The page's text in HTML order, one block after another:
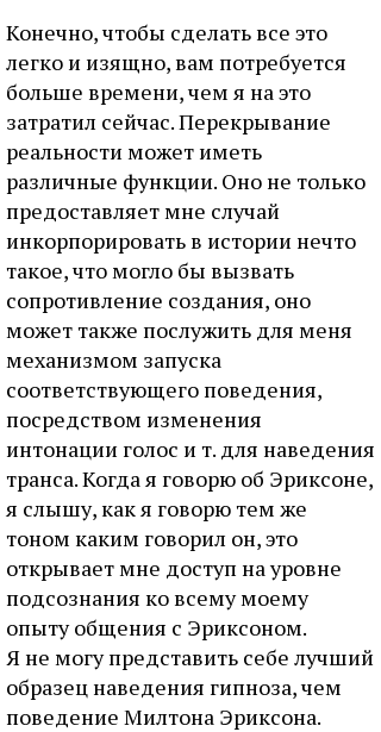
Конечно, чтобы сделать все это
легко и изящно, вам потребуется
больше времени, чем я на это
затратил сейчас. Перекрывание
реальности может иметь
различные функции. Оно не только
предоставляет мне случай
инкорпорировать в истории нечто
такое, что могло бы вызвать
сопротивление создания, оно
может также послужить для меня
механизмом запуска
соответствующего поведения,
посредством изменения
интонации голос и т. для наведения
транса. Когда я говорю об Эриксоне,
я слышу, как я говорю тем же
тоном каким говорил он, это
открывает мне доступ на уровне
подсознания ко всему моему
опыту общения с Эриксоном.
Я не могу представить себе лучший
образец наведения гипноза, чем
поведение Милтона Эриксона.